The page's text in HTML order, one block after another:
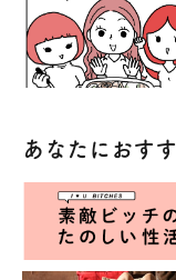
あなたにおす